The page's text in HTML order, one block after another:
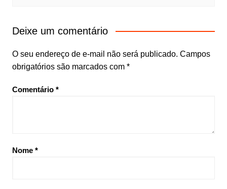
Deixe um comentário
O seu endereço de e-mail não será publicado. Campos
obrigatórios são marcados com *
Comentário *
Nome *